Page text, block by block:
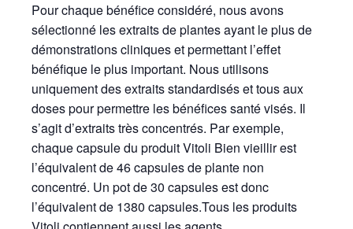
Pour chaque bénéfice considéré, nous avons
sélectionné les extraits de plantes ayant le plus de
démonstrations cliniques et permettant l’effet
bénéfique le plus important. Nous utilisons
uniquement des extraits standardisés et tous aux
doses pour permettre les bénéfices santé visés. Il
s’agit d’extraits très concentrés. Par exemple,
chaque capsule du produit Vitoli Bien vieillir est
l’équivalent de 46 capsules de plante non
concentré. Un pot de 30 capsules est donc
l’équivalent de 1380 capsules.Tous les produits